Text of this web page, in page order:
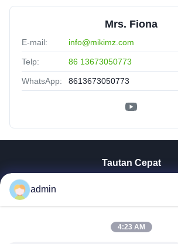
Mrs. Fiona
E-mail: info@mikimz.com
Telp: 86 13673050773
WhatsApp: 8613673050773
Tautan Cepat
Tentang Kita
admin
4:23 AM